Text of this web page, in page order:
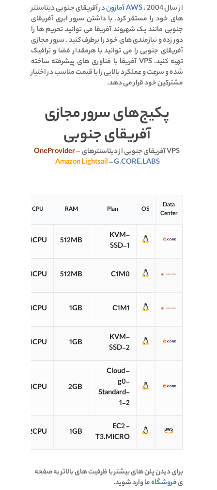
از سال 2004 ، AWS آمازون
در آفریقای جنوبی دیتاسنتر
های خود را مستقر کرد. با داشتن سرور ابری آفریقای
جنوبی مانند یک شهروند آفریقا می توانید تحریم ها را
دور زده و نیازمندی های خود را برطرف کنید . سرور مجازی
آفریقای جنوبی را می توانید با هرمقدار فضا و ترافیک
تهیه کنید. VPS آفریقا با فناوری های پیشرفته ساخته
شده و سرعت و عملکرد بالایی را با قیمت مناسب در اختیار
مشترکین خود قرار می دهد.
پکیج‌های سرور مجازی
آفریقای جنوبی
VPS آفریقای جنوبی از دیتاسنترهای OneProvider–
Amazon Lightsail–G.CORE.LABS
Data
Center
OS
Plan
RAM
CPU
KVM-
SSD-1
512MB
1CPU
C1M0
512MB
1CPU
C1M1
1GB
1CPU
KVM-
SSD-2
1GB
1CPU
Cloud -
g0-
Standard-
1-2
2GB
1CPU
EC2 -
T3.MICRO
1GB
2CPU
برای دیدن پلن های بیشتر با ظرفیت های بالاتر به صفحه
یفروشگاهما وارد شوید.